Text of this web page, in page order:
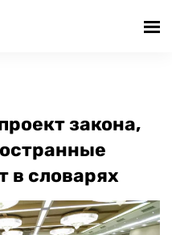
закона,
в словарях